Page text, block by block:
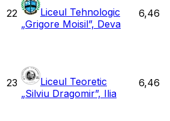
22
Liceul Tehnologic
„Grigore Moisil”, Deva
6,46
23
Liceul Teoretic
„Silviu Dragomir”, Ilia
6,46